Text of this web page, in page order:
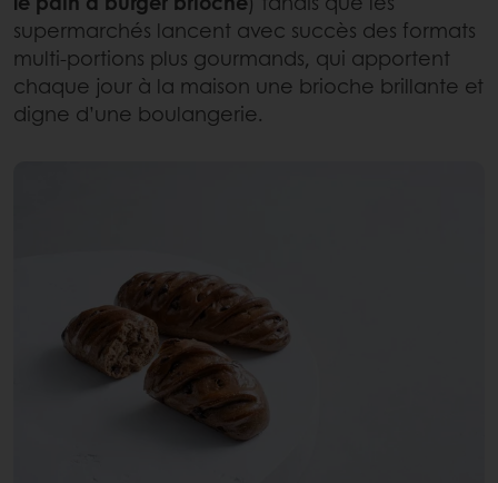
supermarchés lancent avec succès des formats
multi‑portions plus gourmands, qui apportent
chaque jour à la maison une brioche brillante et
digne d’une boulangerie.